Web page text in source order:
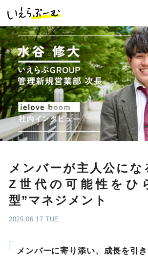
メンバーが主人公にな
Z世代の可能性をひ
型”マネジメント
2025.06.17 TUE
メンバーに寄り添い、成長を引